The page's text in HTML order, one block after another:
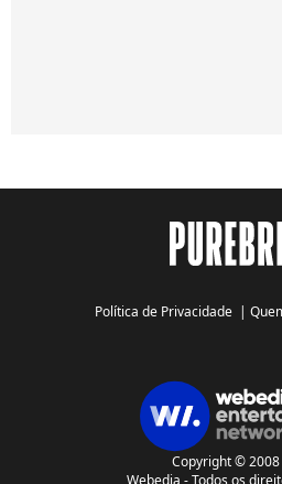
Política de Privacidade |
Copyright © 2008
Webedia - Todos os